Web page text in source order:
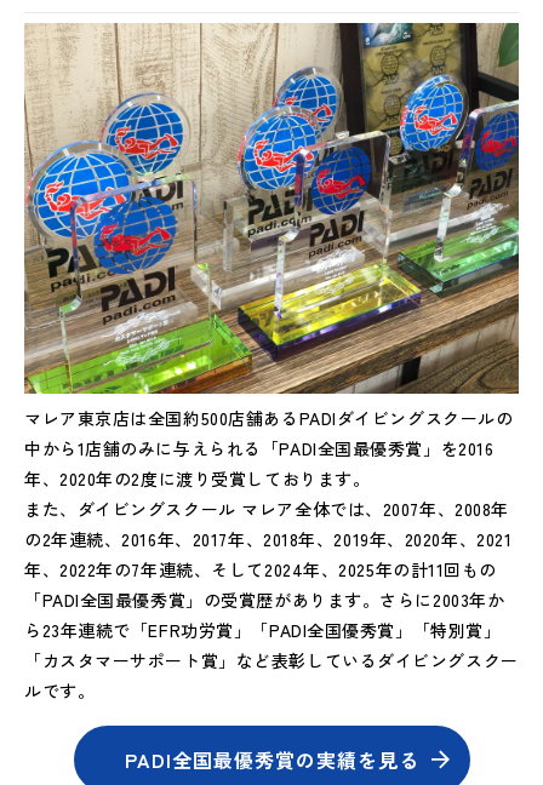
マレア東京店は全国約500店舗あるPADIダイビングスクールの
中から1店舗のみに与えられる「PADI全国最優秀賞」を2016
年、2020年の2度に渡り受賞しております。
また、ダイビングスクール マレア全体では、2007年、2008年
の2年連続、2016年、2017年、2018年、2019年、2020年、2021
年、2022年の7年連続、そして2024年、2025年の計11回もの
「PADI全国最優秀賞」の受賞歴があります。さらに2003年か
ら23年連続で「EFR功労賞」「PADI全国優秀賞」「特別賞」
「カスタマーサポート賞」など表彰しているダイビングスクー
ルです。
PADI全国最優秀賞の実績を見る